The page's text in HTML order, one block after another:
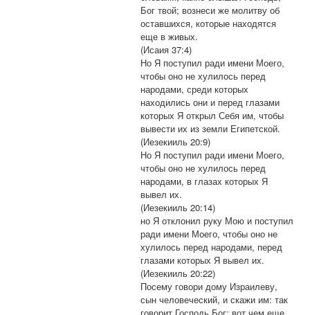
Бог твой; вознеси же молитву об
оставшихся, которые находятся
еще в живых.
(Исаия 37:4)
Но Я поступил ради имени Моего,
чтобы оно не хулилось перед
народами, среди которых
находились они и перед глазами
которых Я открыл Себя им, чтобы
вывести их из земли Египетской.
(Иезекииль 20:9)
Но Я поступил ради имени Моего,
чтобы оно не хулилось перед
народами, в глазах которых Я
вывел их.
(Иезекииль 20:14)
но Я отклонил руку Мою и поступил
ради имени Моего, чтобы оно не
хулилось перед народами, перед
глазами которых Я вывел их.
(Иезекииль 20:22)
Посему говори дому Израилеву,
сын человеческий, и скажи им: так